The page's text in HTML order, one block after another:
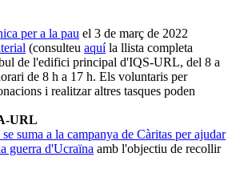
per a la pau el 3 de març de 2022
(consulteu aquíla llista completa
de l'edifici principal d'IQS-URL, del 8 a
de 8 h a 17 h. Els voluntaris per
i realitzar altres tasques poden
URL
suma a la campanya de Càritas per ajudar
guerra d'Ucraïna amb l'objectiu de recollir